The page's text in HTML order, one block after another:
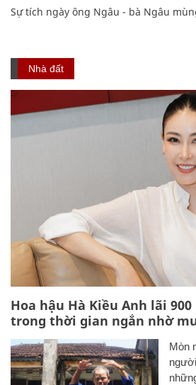
Sự tích ngày ông Ngâu - bà Ngâu
Nhà đất
Hoa hậu Hà Kiều Anh lãi
trong thời gian ngắn nhờ
Mòn